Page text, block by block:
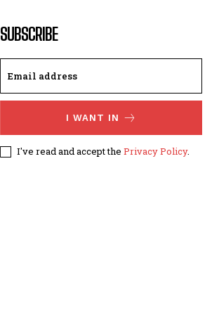
SUBSCRIBE
I WANT IN
I've read and accept the Privacy Policy.